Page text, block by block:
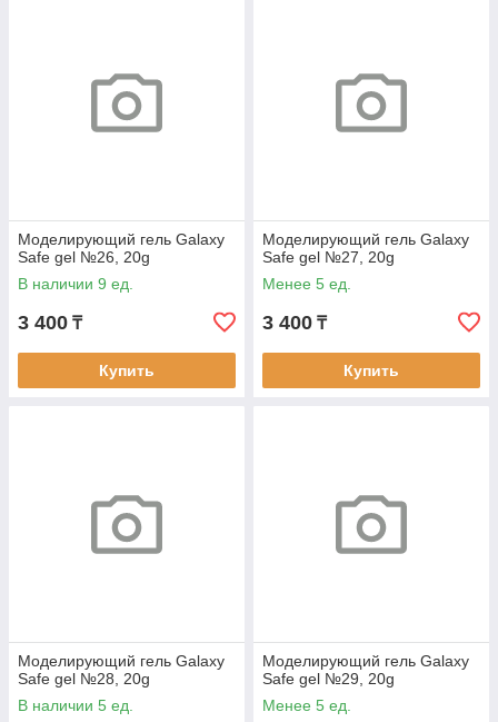
Моделирующий гель Galaxy
Safe gel №26, 20g
В наличии 9 ед.
3 400 ₸
Купить
Моделирующий гель Galaxy
Safe gel №27, 20g
Менее 5 ед.
3 400 ₸
Купить
Моделирующий гель Galaxy
Safe gel №28, 20g
В наличии 5 ед.
Моделирующий гель Galaxy
Safe gel №29, 20g
Менее 5 ед.